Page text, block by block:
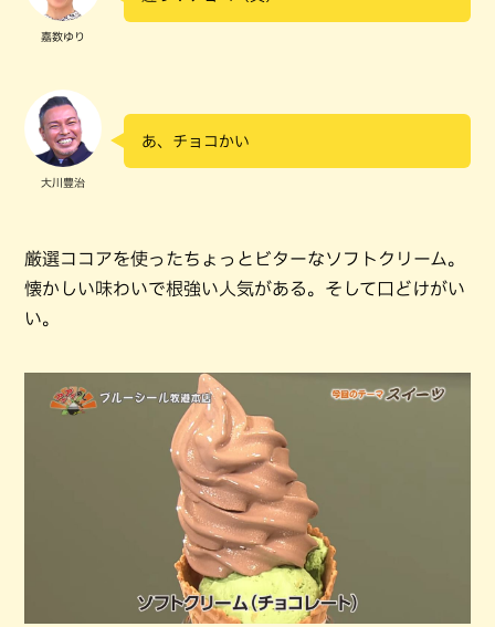
嘉数ゆり
大川豊治
あ、チョコかい
厳選ココアを使ったちょっとビターなソフトクリーム。
懐かしい味わいで根強い人気がある。そして口どけがい
い。